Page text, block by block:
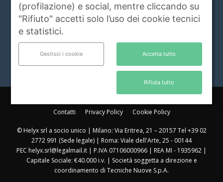
Contatti
Privacy Policy Cookie Policy
© Helyx srl a socio unico | Milano: Via Eritrea, 21 – 20157 Tel +39 02
2772 991 (Sede legale) | Roma: Viale dell'Arte, 25 - 00144
PEC helyx.srl@legalmail.it | P.IVA 07106000966 | REA MI - 1935962 |
Capitale Sociale: €40.000 i.v. | Società soggetta a direzione e
coordinamento di Tecniche Nuove S.p.A.
(profilazione) e social, mentre cliccando su
"Rifiuto" accetti solo l’uso dei cookie tecnici
e statistici.
Gestisci i cookie Accetta tutto
Rifiuta tutto